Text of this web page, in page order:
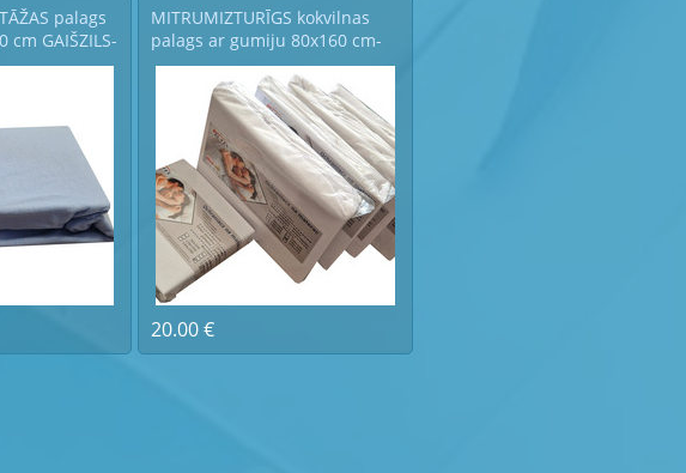
palags
GAIŠZILS-
MITRUMIZTURĪGS kokvilnas
palags ar gumiju 80x160 cm-
20355
20.00 €